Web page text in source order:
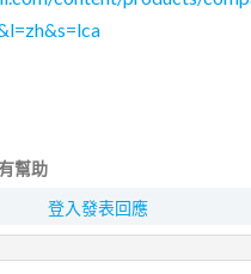
幫助
登入發表回應